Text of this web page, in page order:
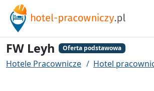
FW Leyh Oferta podstawowa
Hotele Pracownicze Hotel